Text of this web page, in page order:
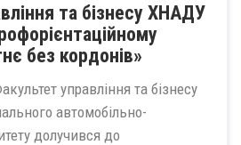
та бізнесу ХНАДУ
без кордонів»
управління та бізнесу
автомобільно-
долучився до